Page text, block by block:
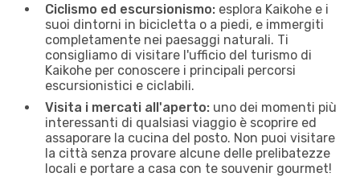
Ciclismo ed escursionismo: esplora Kaikohe e i
suoi dintorni in bicicletta o a piedi, e immergiti
completamente nei paesaggi naturali. Ti
consigliamo di visitare l'ufficio del turismo di
Kaikohe per conoscere i principali percorsi
escursionistici e ciclabili.
Visita i mercati all'aperto: uno dei momenti più
interessanti di qualsiasi viaggio è scoprire ed
assaporare la cucina del posto. Non puoi visitare
la città senza provare alcune delle prelibatezze
locali e portare a casa con te souvenir gourmet!